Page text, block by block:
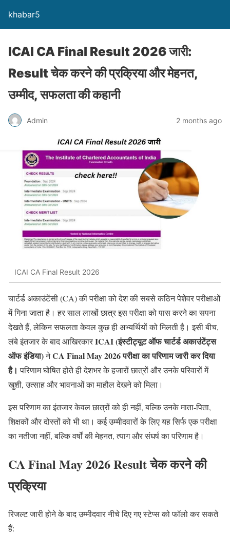
khabar5
ICAI CA Final Result 2026 जारी:
Result चेक करने की प्रक्रिया और मेहनत,
उम्मीद, सफलता की कहानी
Admin 2 months ago
ICAI CA Final Result 2026
चार्टर्ड अकाउंटेंसी (CA) की परीक्षा को देश की सबसे कठिन पेशेवर परीक्षाओं
में गिना जाता है। हर साल लाखों छात्र इस परीक्षा को पास करने का सपना
देखते हैं, लेकिन सफलता केवल कुछ ही अभ्यर्थियों को मिलती है। इसी बीच,
लंबे इंतजार के बाद आखिरकारICAI (इंस्टीट्यूट ऑफ चार्टर्ड अकाउंटेंट्स
ऑफ इंडिया)नेCA Final May 2026 परीक्षा का परिणाम जारी कर दिया
है। परिणाम घोषित होते ही देशभर के हजारों छात्रों और उनके परिवारों में
खुशी, उत्साह और भावनाओं का माहौल देखने को मिला।
इस परिणाम का इंतजार केवल छात्रों को ही नहीं, बल्कि उनके माता-पिता,
शिक्षकों और दोस्तों को भी था। कई उम्मीदवारों के लिए यह सिर्फ एक परीक्षा
का नतीजा नहीं, बल्कि वर्षों की मेहनत, त्याग और संघर्ष का परिणाम है।
CA Final May 2026 Result चेक करने की
प्रक्रिया
रिजल्ट जारी होने के बाद उम्मीदवार नीचे दिए गए स्टेप्स को फॉलो कर सकते
हैं: